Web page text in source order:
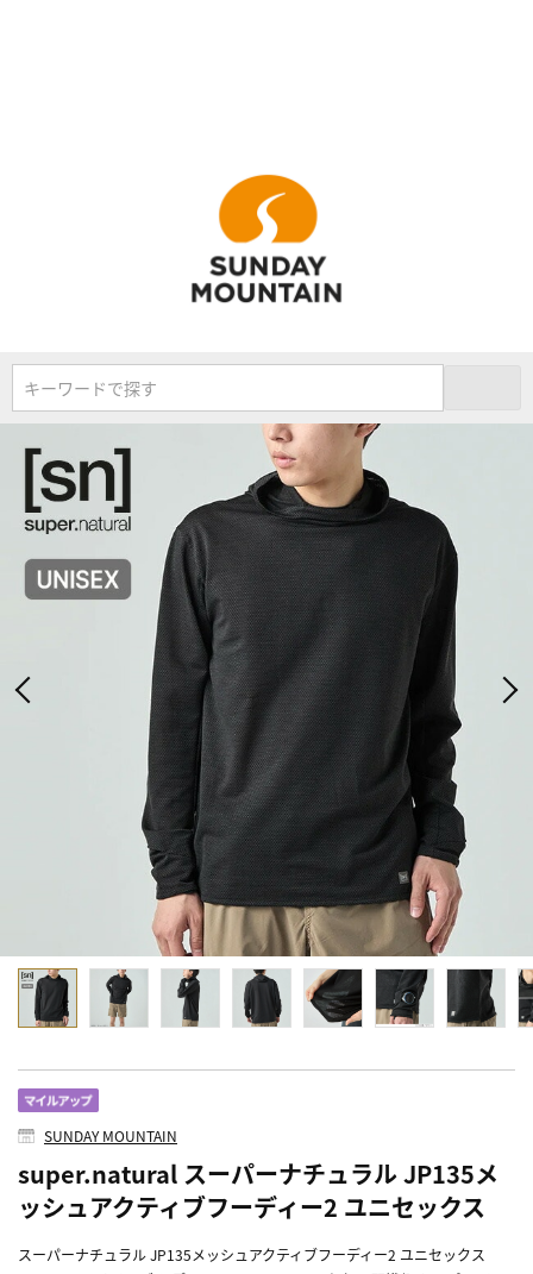
キーワードで探す
SUNDAY MOUNTAIN
super.natural スーパーナチュラル JP135メ
ッシュアクティブフーディー2 ユニセックス
スーパーナチュラル JP135メッシュアクティブフーディー2 ユニセックス